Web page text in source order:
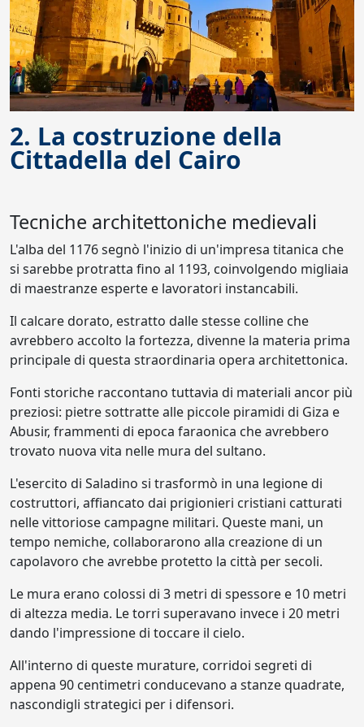
2. La costruzione della
Cittadella del Cairo
Tecniche architettoniche medievali
L'alba del 1176 segnò l'inizio di un'impresa titanica che
si sarebbe protratta fino al 1193, coinvolgendo migliaia
di maestranze esperte e lavoratori instancabili.
Il calcare dorato, estratto dalle stesse colline che
avrebbero accolto la fortezza, divenne la materia prima
principale di questa straordinaria opera architettonica.
Fonti storiche raccontano tuttavia di materiali ancor più
preziosi: pietre sottratte alle piccole piramidi di Giza e
Abusir, frammenti di epoca faraonica che avrebbero
trovato nuova vita nelle mura del sultano.
L'esercito di Saladino si trasformò in una legione di
costruttori, affiancato dai prigionieri cristiani catturati
nelle vittoriose campagne militari. Queste mani, un
tempo nemiche, collaborarono alla creazione di un
capolavoro che avrebbe protetto la città per secoli.
Le mura erano colossi di 3 metri di spessore e 10 metri
di altezza media. Le torri superavano invece i 20 metri
dando l'impressione di toccare il cielo.
All'interno di queste murature, corridoi segreti di
appena 90 centimetri conducevano a stanze quadrate,
nascondigli strategici per i difensori.